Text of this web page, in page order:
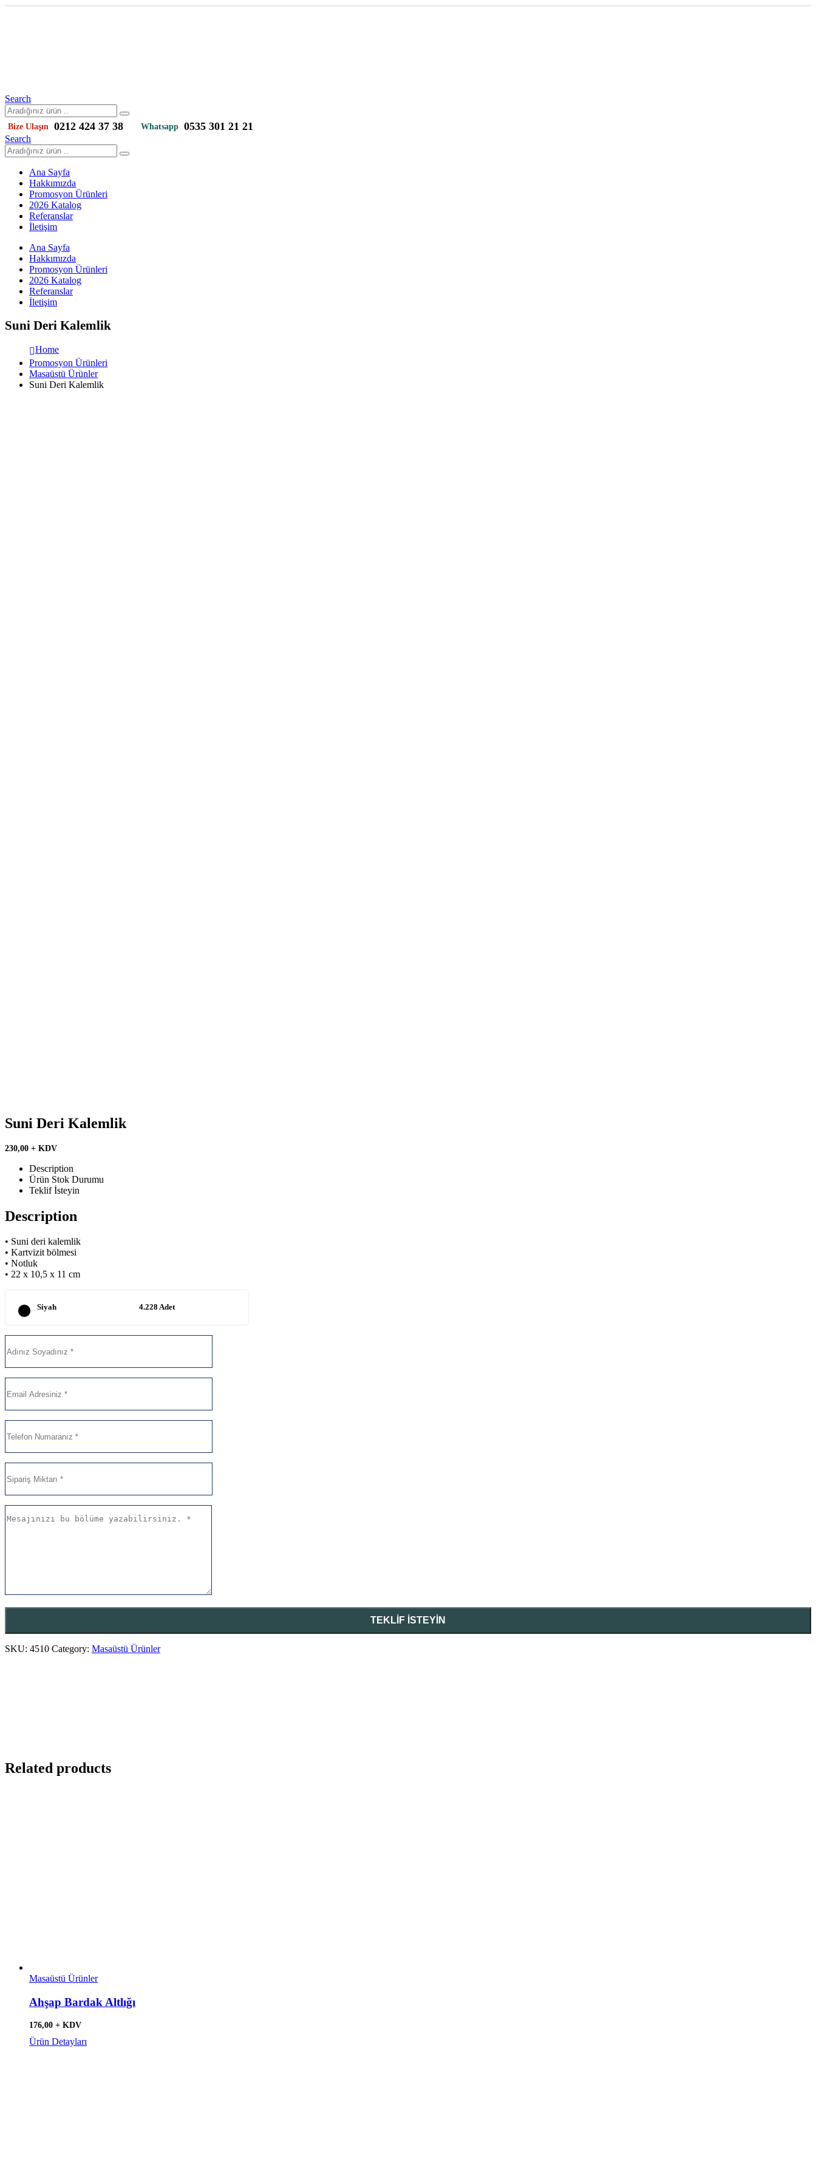
Search
Bize Ulaşın 0212 424 37 38 Whatsapp 0535 301 21 21
Search
Ana Sayfa
Hakkımızda
Promosyon Ürünleri
2026 Katalog
Referanslar
İletişim
Ana Sayfa
Hakkımızda
Promosyon Ürünleri
2026 Katalog
Referanslar
İletişim
Suni Deri Kalemlik
Home
Promosyon Ürünleri
Masaüstü Ürünler
Suni Deri Kalemlik
Suni Deri Kalemlik
230,00 + KDV
Description
Ürün Stok Durumu
Teklif İsteyin
Description
• Suni deri kalemlik
• Kartvizit bölmesi
• Notluk
• 22 x 10,5 x 11 cm
Siyah 4.228 Adet
SKU: 4510 Category: Masaüstü Ürünler
Related products
Masaüstü Ürünler
Ahşap Bardak Altlığı
176,00 + KDV
Ürün Detayları